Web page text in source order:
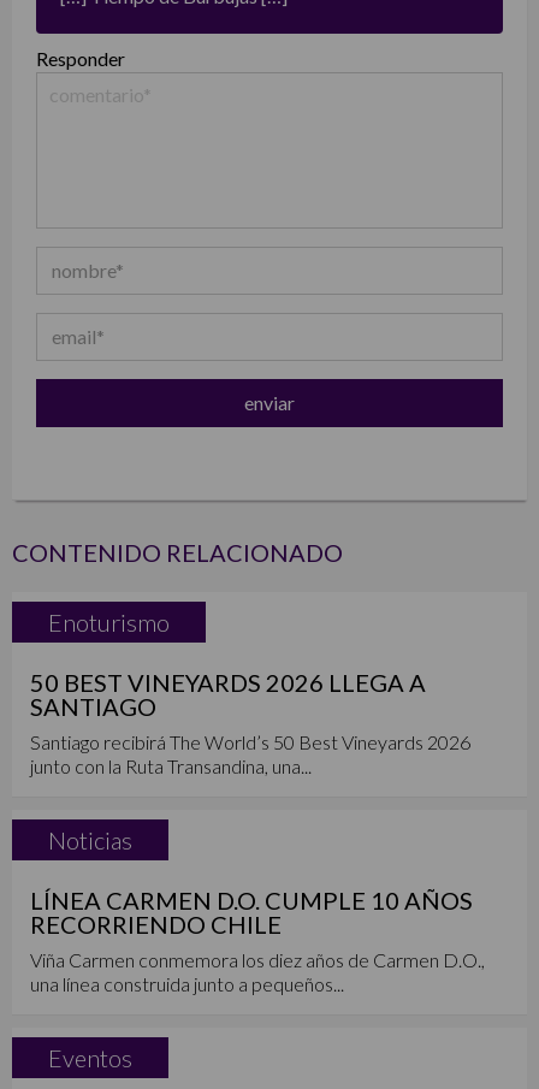
Responder
CONTENIDO RELACIONADO
Enoturismo
50 BEST VINEYARDS 2026 LLEGA A
SANTIAGO
Santiago recibirá The World’s 50 Best Vineyards 2026
junto con la Ruta Transandina, una...
Noticias
LÍNEA CARMEN D.O. CUMPLE 10 AÑOS
RECORRIENDO CHILE
Viña Carmen conmemora los diez años de Carmen D.O.,
una línea construida junto a pequeños...
Eventos